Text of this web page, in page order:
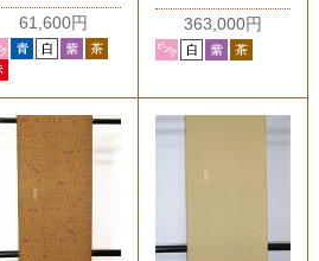
61,600円
363,000円